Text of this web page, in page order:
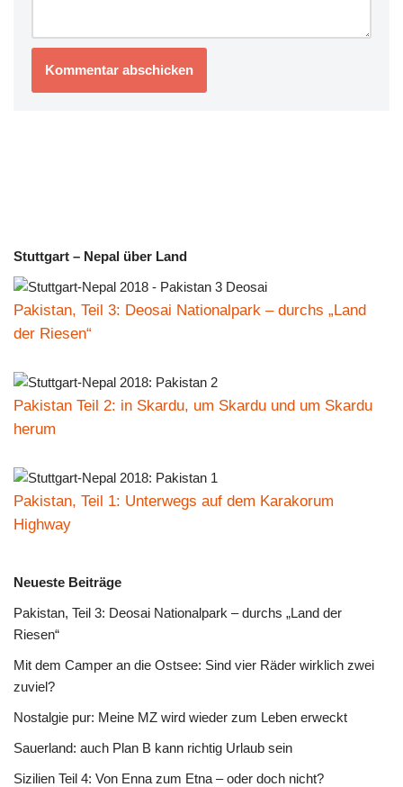
Stuttgart – Nepal über Land
Pakistan, Teil 3: Deosai Nationalpark – durchs „Land
der Riesen“
Pakistan Teil 2: in Skardu, um Skardu und um Skardu
herum
Pakistan, Teil 1: Unterwegs auf dem Karakorum
Highway
Neueste Beiträge
Pakistan, Teil 3: Deosai Nationalpark – durchs „Land der
Riesen“
Mit dem Camper an die Ostsee: Sind vier Räder wirklich zwei
zuviel?
Nostalgie pur: Meine MZ wird wieder zum Leben erweckt
Sauerland: auch Plan B kann richtig Urlaub sein
Sizilien Teil 4: Von Enna zum Etna – oder doch nicht?